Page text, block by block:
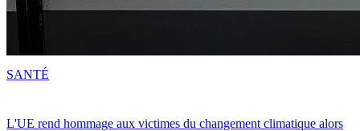
L'UE rend hommage aux victimes du changement climatique alors
SANTÉ